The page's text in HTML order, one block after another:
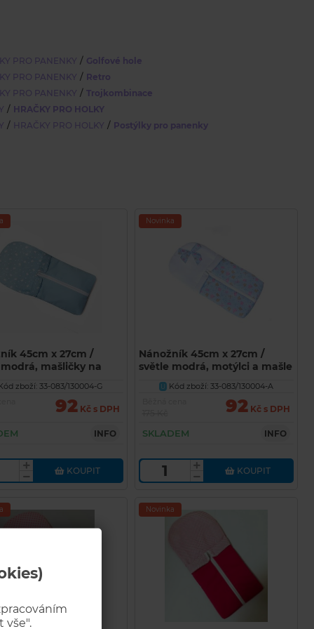
vše".
PRO PANENKY / Golfové hole
PRO PANENKY / Retro
PRO PANENKY / Trojkombinace
/ HRAČKY PRO HOLKY
/ HRAČKY PRO HOLKY / Postýlky pro panenky
45cm x 27cm /
mašličky na
pozadí
zboží: 33-083/130004-G
92Kč s DPH
INFO
KOUPIT
Novinka
Nánožník 45cm x 27cm /
světle modrá, motýlci a mašle
U Kód zboží: 33-083/130004-A
92 Kč s DPH
SKLADEM INFO
KOUPIT
Novinka